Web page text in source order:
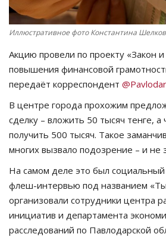
РАЗВЛЕЧЕНИЯ
OFFICIAL
Курултай
Қазақша Русский
Иллюстративное фото Константина
Акцию провели по проекту «Закон
повышения финансовой
передаёт корреспондент
В центре города прохожим
сделку – вложить 50 тысяч тенге, а
получить 500 тысяч. Такое
многих вызвало подозрение – и не
На самом деле это был социальный
флеш-интервью под названием «Ты
организовали сотрудники центра
инициатив и департамента
расследований по Павлодарской